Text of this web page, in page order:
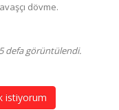
dövme.
defa görüntülendi.
istiyorum